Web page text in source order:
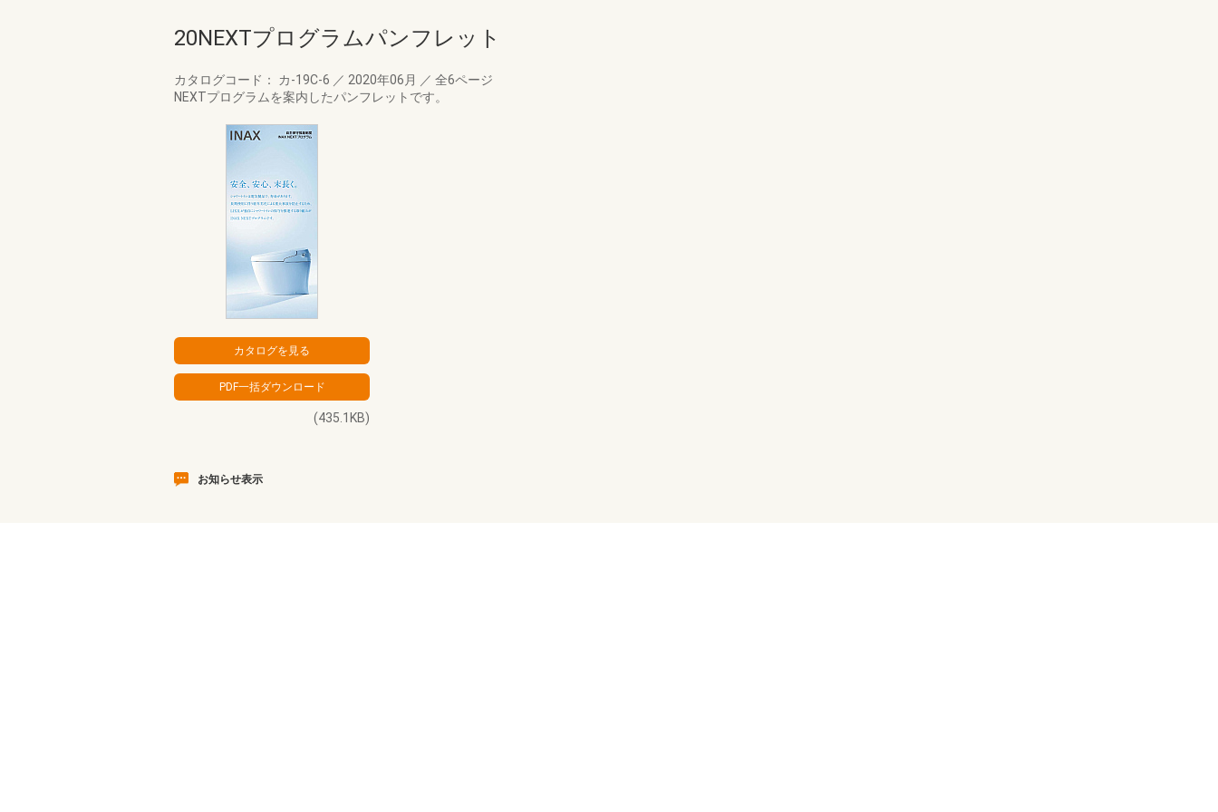
20NEXTプログラムパンフレット
カタログコード： カ-19C-6 ／ 2020年06月 ／ 全6ページ
NEXTプログラムを案内したパンフレットです。
(435.1KB)
お知らせ表示